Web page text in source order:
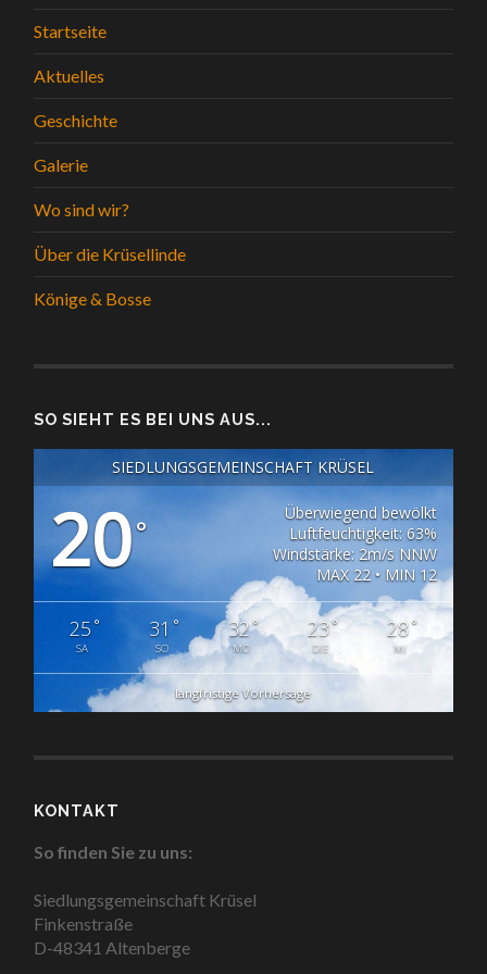
Startseite
Aktuelles
Geschichte
Galerie
Wo sind wir?
Über die Krüsellinde
Könige & Bosse
SO SIEHT ES BEI UNS AUS...
SIEDLUNGSGEMEINSCHAFT KRÜSEL
20°
Überwiegend bewölkt
Luftfeuchtigkeit: 63%
Windstärke: 2m/s NNW
MAX 22 • MIN 12
25°
SA
31 °
SO
32°
MO
23°
DIE
28°
MI
langfristige Vorhersage
KONTAKT
So finden Sie zu uns:
Siedlungsgemeinschaft Krüsel
Finkenstraße
D-48341 Altenberge